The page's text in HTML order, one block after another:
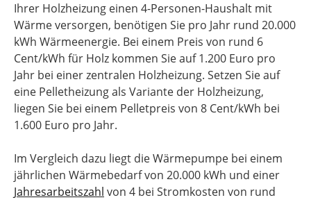
Ihrer Holzheizung einen 4-Personen-Haushalt mit
Wärme versorgen, benötigen Sie pro Jahr rund 20.000
kWh Wärmeenergie. Bei einem Preis von rund 6
Cent/kWh für Holz kommen Sie auf 1.200 Euro pro
Jahr bei einer zentralen Holzheizung. Setzen Sie auf
eine Pelletheizung als Variante der Holzheizung,
liegen Sie bei einem Pelletpreis von 8 Cent/kWh bei
1.600 Euro pro Jahr.
Im Vergleich dazu liegt die Wärmepumpe bei einem
jährlichen Wärmebedarf von 20.000 kWh und einer
Jahresarbeitszahl von 4 bei Stromkosten von rund